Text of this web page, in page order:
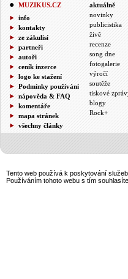
MUZIKUS.CZ
info
kontakty
ze zákulisí
partneři
autoři
ceník inzerce
logo ke stažení
Podmínky používání
nápověda & FAQ
komentáře
mapa stránek
všechny články
aktuálně
novinky
publicistika
živě
recenze
song dne
fotogalerie
výročí
soutěže
tiskové
blogy
Rock+
Tento web používá k poskytování
Používáním tohoto webu s tím souhlasíte.